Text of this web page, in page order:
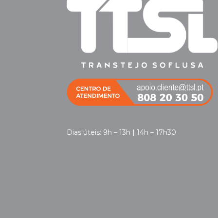
Dias úteis: 9h – 13h | 14h – 17h30